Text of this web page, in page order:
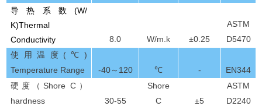
导热系数 (W/
K)Thermal
Conductivity
8.0 W/m.k ±0. 25
ASTM
D5470
使用温度 (℃)
Temperature Range
-40～ 120 ℃ - EN344
硬度 （ ShoreC ）
hardness 30-55
Shore
C
±5
ASTM
D2240